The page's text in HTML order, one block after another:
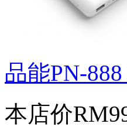
品能PN-
本店价